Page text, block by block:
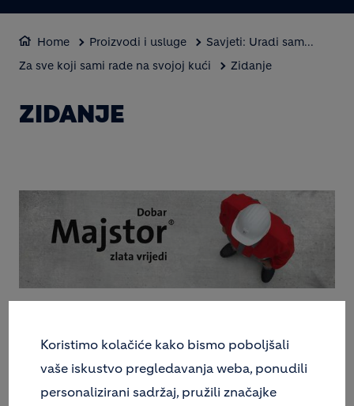
Home Proizvodi i usluge
Savjeti: Uradi sam...
Za sve koji sami rade na svojoj kući
Zidanje
ZIDANJE
nepovezano. A vi biste voljeli da se vaši zidovi
poneka slika. Ili čak postaviti polica. Zato udovoljite
opekama svojih zidova. Zamiješajte najbolji mort
Koristimo kolačiće kako bismo poboljšali
vaše iskustvo pregledavanja weba, ponudili
personalizirani sadržaj, pružili značajke